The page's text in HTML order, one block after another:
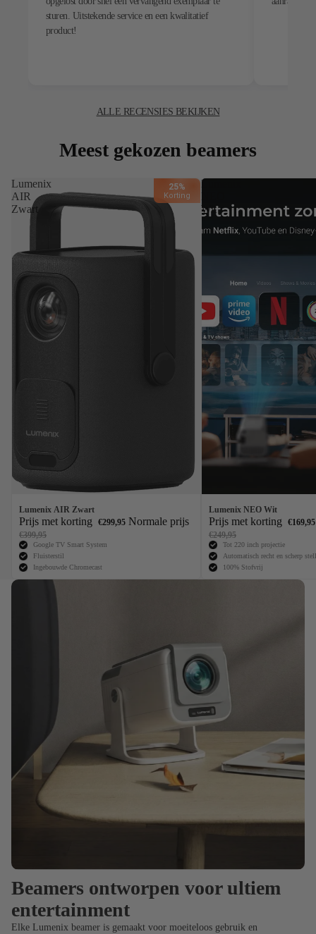
sturen. Uitstekende service en een kwalitatief
product!
ALLE RECENSIES BEKIJKEN
Meest gekozen beamers
Lumenix
AIR
Zwart
25%
Korting
Lumenix AIR Zwart
Prijs met korting €299,95 Normale prijs
€399,95
Google TV Smart System
Fluisterstil
Ingebouwde Chromecast
Lumenix
Wit
Lumenix NEO Wit
Prijs met korting
€169,95
€249,95
Tot 220 inch projectie
Automatisch recht en scherp
100% Stofvrij
Beamers ontworpen voor ultiem
entertainment
Elke Lumenix beamer is gemaakt voor moeiteloos gebruik en